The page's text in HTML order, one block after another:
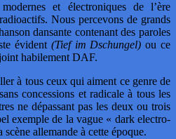
et électroniques de l’ère
Nous percevons de grands
dansante contenant des paroles
évident (Tief im Dschungel) ou ce
habilement DAF.
à tous ceux qui aiment ce genre de
concessions et radicale à tous les
ne dépassant pas les deux ou trois
exemple de la vague « dark electro-
allemande à cette époque.